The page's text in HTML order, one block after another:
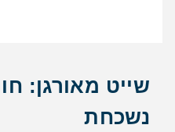
שייט מאורגן:
נשכחת